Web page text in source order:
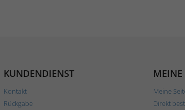
KUNDENDIENST
Kontakt
Rückgabe
MEINE
Meine
Direkt